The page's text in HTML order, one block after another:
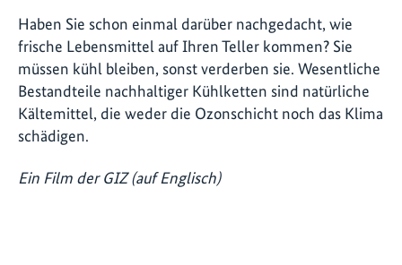
Haben Sie schon einmal darüber nachgedacht, wie
frische Lebensmittel auf Ihren Teller kommen? Sie
müssen kühl bleiben, sonst verderben sie. Wesentliche
Bestandteile nachhaltiger Kühlketten sind natürliche
Kältemittel, die weder die Ozonschicht noch das Klima
schädigen.
Ein Film der GIZ (auf Englisch)